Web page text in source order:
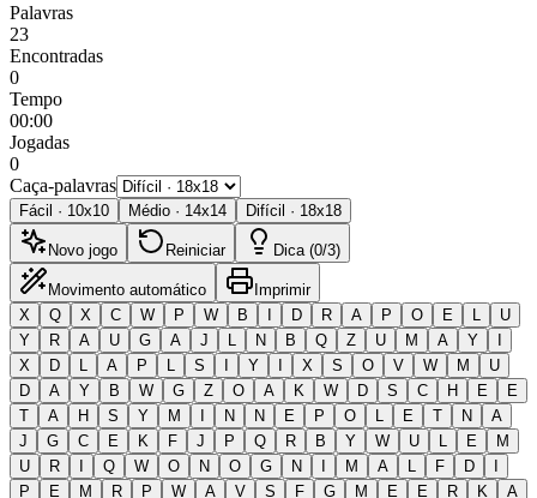
Palavras
23
Encontradas
0
Tempo
00:00
Jogadas
0
Caça-palavras
Fácil · 10x10 Médio · 14x14 Difícil · 18x18
Novo jogo Reiniciar Dica (0/3)
Movimento automático
Imprimir
X
Q X C W P W B I D R A P O E L
U
Y
R A U G A J L N B Q Z U M A Y
I
X
D L A P L S I Y I X S O V W M
U
D
A Y B W G Z O A K W D S C H E
E
T
A H S Y M I N N E P O L E T N
A
J
G C E K F J P Q R B Y W U L E
M
U
R I Q W O N O G N I M A L F D
I
P
E M R P W A V S F G M E E R K
A